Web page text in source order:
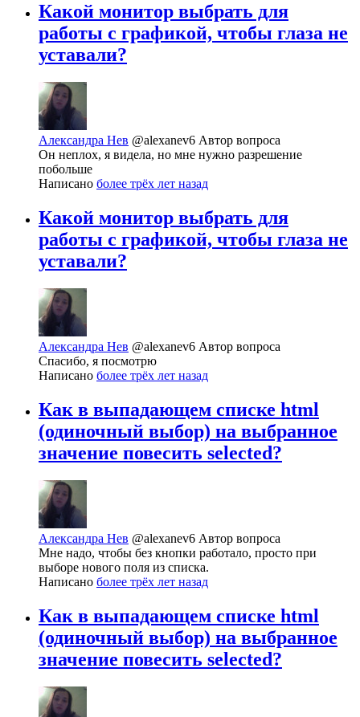
Какой монитор выбрать для
работы с графикой, чтобы глаза не
уставали?
Александра Нев @alexanev6 Автор вопроса
Он неплох, я видела, но мне нужно разрешение
побольше
Написано более трёх лет назад
Какой монитор выбрать для
работы с графикой, чтобы глаза не
уставали?
Александра Нев @alexanev6 Автор вопроса
Спасибо, я посмотрю
Написано более трёх лет назад
Как в выпадающем списке html
(одиночный выбор) на выбранное
значение повесить selected?
Александра Нев @alexanev6 Автор вопроса
Мне надо, чтобы без кнопки работало, просто при
выборе нового поля из списка.
Написано более трёх лет назад
Как в выпадающем списке html
(одиночный выбор) на выбранное
значение повесить selected?